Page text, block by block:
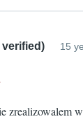
15
zrealizowalem